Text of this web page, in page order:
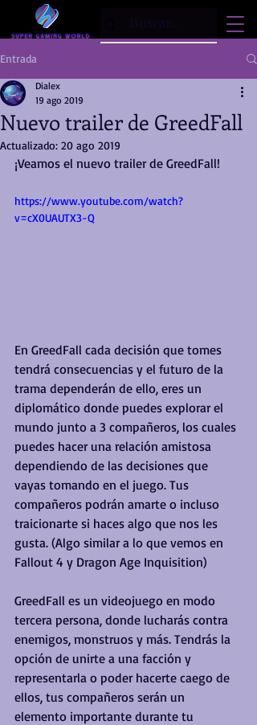
Entrada
Nuevo trailer de GreedFall
Dialex
19 ago 2019
Actualizado: 20 ago 2019
¡Veamos el nuevo trailer de GreedFall!
https://www.youtube.com/watch?
v=cX0UAUTX3-Q
En GreedFall cada decisión que tomes
tendrá consecuencias y el futuro de la
trama dependerán de ello, eres un
diplomático donde puedes explorar el
mundo junto a 3 compañeros, los cuales
puedes hacer una relación amistosa
dependiendo de las decisiones que
vayas tomando en el juego. Tus
compañeros podrán amarte o incluso
traicionarte si haces algo que nos les
gusta. (Algo similar a lo que vemos en
Fallout 4 y Dragon Age Inquisition)
GreedFall es un videojuego en modo
tercera persona, donde lucharás contra
enemigos, monstruos y más. Tendrás la
opción de unirte a una facción y
representarla o poder hacerte caego de
ellos, tus compañeros serán un
elemento importante durante tu